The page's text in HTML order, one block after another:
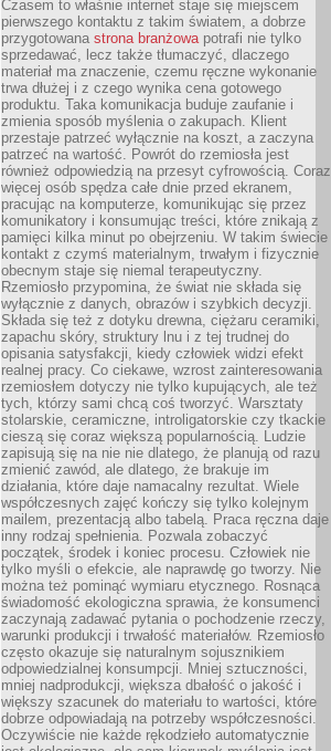
Czasem to właśnie internet staje się miejscem
pierwszego kontaktu z takim światem, a dobrze
przygotowana strona branżowapotrafi nie tylko
sprzedawać, lecz także tłumaczyć, dlaczego
materiał ma znaczenie, czemu ręczne wykonanie
trwa dłużej i z czego wynika cena gotowego
produktu. Taka komunikacja buduje zaufanie i
zmienia sposób myślenia o zakupach. Klient
przestaje patrzeć wyłącznie na koszt, a zaczyna
patrzeć na wartość. Powrót do rzemiosła jest
również odpowiedzią na przesyt cyfrowością. Coraz
więcej osób spędza całe dnie przed ekranem,
pracując na komputerze, komunikując się przez
komunikatory i konsumując treści, które znikają z
pamięci kilka minut po obejrzeniu. W takim świecie
kontakt z czymś materialnym, trwałym i fizycznie
obecnym staje się niemal terapeutyczny.
Rzemiosło przypomina, że świat nie składa się
wyłącznie z danych, obrazów i szybkich decyzji.
Składa się też z dotyku drewna, ciężaru ceramiki,
zapachu skóry, struktury lnu i z tej trudnej do
opisania satysfakcji, kiedy człowiek widzi efekt
realnej pracy. Co ciekawe, wzrost zainteresowania
rzemiosłem dotyczy nie tylko kupujących, ale też
tych, którzy sami chcą coś tworzyć. Warsztaty
stolarskie, ceramiczne, introligatorskie czy tkackie
cieszą się coraz większą popularnością. Ludzie
zapisują się na nie nie dlatego, że planują od razu
zmienić zawód, ale dlatego, że brakuje im
działania, które daje namacalny rezultat. Wiele
współczesnych zajęć kończy się tylko kolejnym
mailem, prezentacją albo tabelą. Praca ręczna daje
inny rodzaj spełnienia. Pozwala zobaczyć
początek, środek i koniec procesu. Człowiek nie
tylko myśli o efekcie, ale naprawdę go tworzy. Nie
można też pominąć wymiaru etycznego. Rosnąca
świadomość ekologiczna sprawia, że konsumenci
zaczynają zadawać pytania o pochodzenie rzeczy,
warunki produkcji i trwałość materiałów. Rzemiosło
często okazuje się naturalnym sojusznikiem
odpowiedzialnej konsumpcji. Mniej sztuczności,
mniej nadprodukcji, większa dbałość o jakość i
większy szacunek do materiału to wartości, które
dobrze odpowiadają na potrzeby współczesności.
Oczywiście nie każde rękodzieło automatycznie